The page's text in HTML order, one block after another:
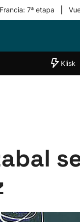
7ª etapa
"Helmuga"
Klisk